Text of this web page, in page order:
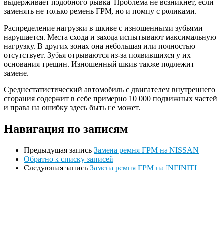
выдерживает подобного рывка. Проблема не возникнет, если
заменять не только ремень ГРМ, но и помпу с роликами.
Распределение нагрузки в шкиве с изношенными зубьями
нарушается. Места схода и захода испытывают максимальную
нагрузку. В других зонах она небольшая или полностью
отсутствует. Зубья отрываются из-за появившихся у их
основания трещин. Изношенный шкив также подлежит
замене.
Среднестатистический автомобиль с двигателем внутреннего
сгорания содержит в себе примерно 10 000 подвижных частей
и права на ошибку здесь быть не может.
Навигация по записям
Предыдущая запись Замена ремня ГРМ на NISSAN
Обратно к списку записей
Следующая запись Замена ремня ГРМ на INFINITI